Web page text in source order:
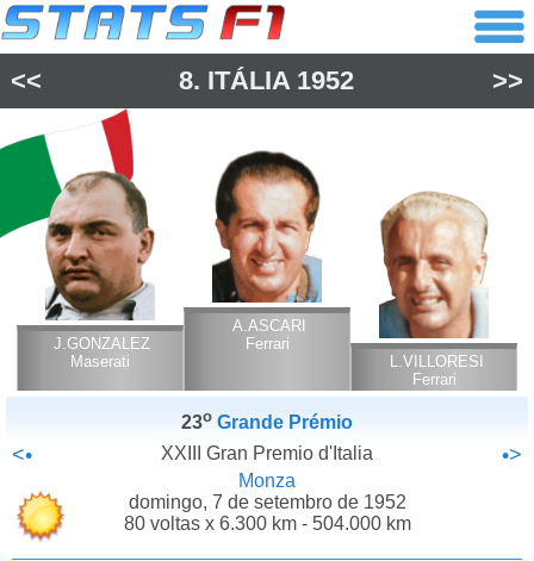
<< 8. ITÁLIA 1952 >>
J.GONZALEZ
Maserati
A.ASCARI
Ferrari
L.VILLORESI
Ferrari
23o Grande Prémio
<• XXIII Gran Premio d'Italia •>
Monza
domingo, 7 de setembro de 1952
80 voltas x 6.300 km - 504.000 km